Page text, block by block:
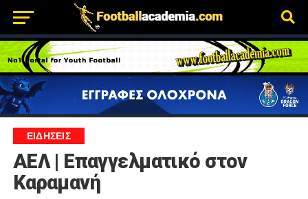
ΕΙΔΗΣΕΙΣ
ΑΕΛ | Επαγγελματικό στον
Καραμανή